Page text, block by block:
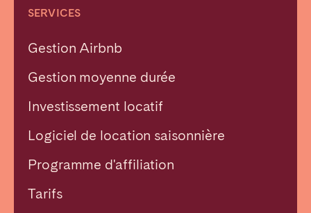
SERVICES
Gestion Airbnb
Gestion moyenne durée
Investissement locatif
Logiciel de location saisonnière
Programme d'affiliation
Tarifs